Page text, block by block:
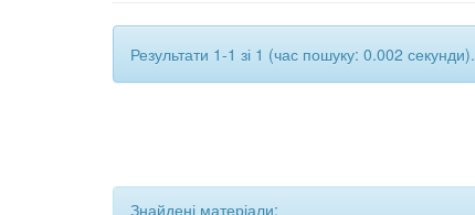
Результати 1-1 зі 1 (час пошуку: 0.002 секунди).
Знайдені матеріали: